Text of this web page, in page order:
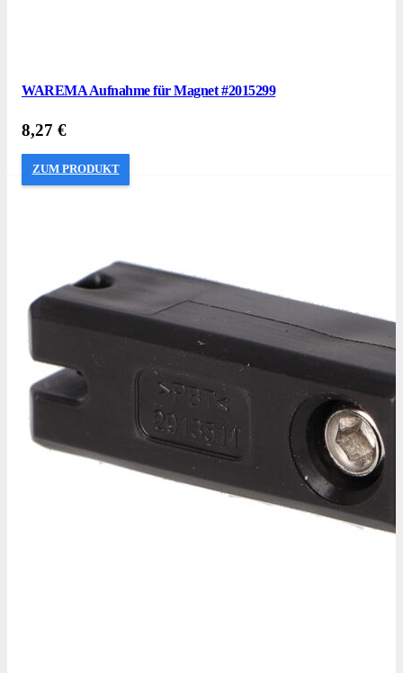
WAREMA Aufnahme für Magnet #2015299
8,27 €
ZUM PRODUKT